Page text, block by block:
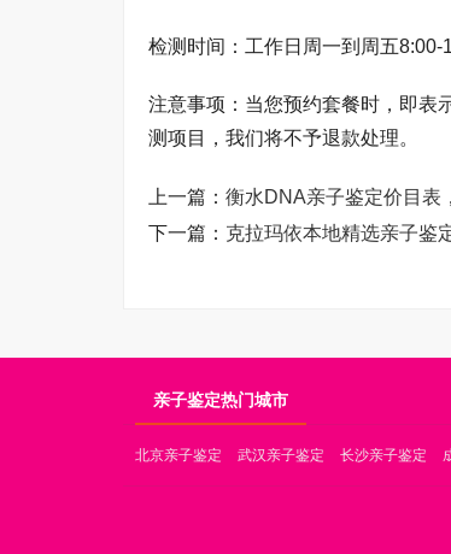
检测时间：工作日周一到周五8:00-
注意事项：当您预约套餐时，即表
测项目，我们将不予退款处理。
上一篇： 衡水DNA亲子鉴定价目表
下一篇： 克拉玛依本地精选亲子鉴
亲子鉴定热门城市
北京亲子鉴定 武汉亲子鉴定 长沙亲子鉴定